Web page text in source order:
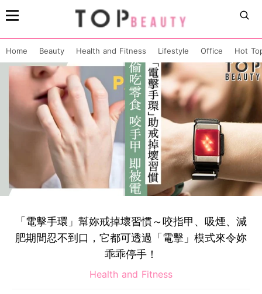
Home Beauty Health and Fitness Lifestyle Office Hot
「電擊手環」幫妳戒掉壞習慣～咬指甲、吸煙、減
肥期間忍不到口，它都可透過「電擊」模式來令妳
乖乖停手！
Health and Fitness